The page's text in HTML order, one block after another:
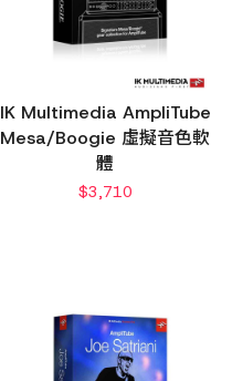
IK Multimedia AmpliTube
Mesa/Boogie 虛擬音色軟
體
$3,710